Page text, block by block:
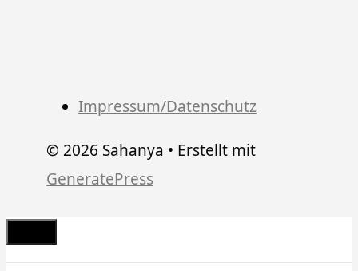
Impressum/Datenschutz
© 2026 Sahanya • Erstellt mit
GeneratePress
Schließen